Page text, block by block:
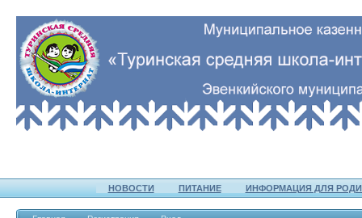
НОВОСТИ ПИТАНИЕ ИНФОРМАЦИЯ ДЛЯ